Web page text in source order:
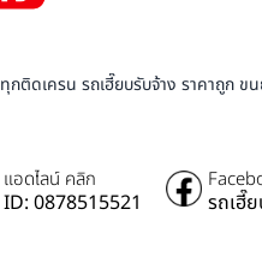
ทุกติดเครน รถเฮี๊ยบรับจ้าง ราคาถูก
แอดไลน์ คลิก
ID: 0878515521 รถเฮี๊